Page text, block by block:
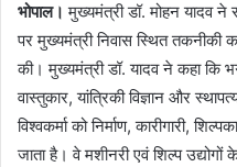
भोपाल। मुख्यमंत्री डॉ. मोहन यादव ने
पर मुख्यमंत्री निवास स्थित तकनीकी
की। मुख्यमंत्री डॉ. यादव ने कहा कि
वास्तुकार, यांत्रिकी विज्ञान और
विश्वकर्मा को निर्माण, कारीगारी,
जाता है। वे मशीनरी एवं शिल्प